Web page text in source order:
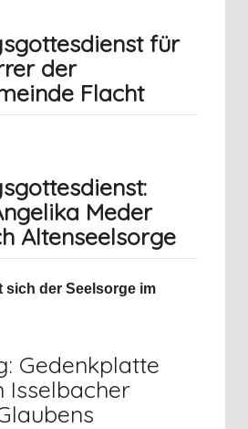
für
der
Flacht
Meder
Altenseelsorge
sich der Seelsorge im
Gedenkplatte
Isselbacher